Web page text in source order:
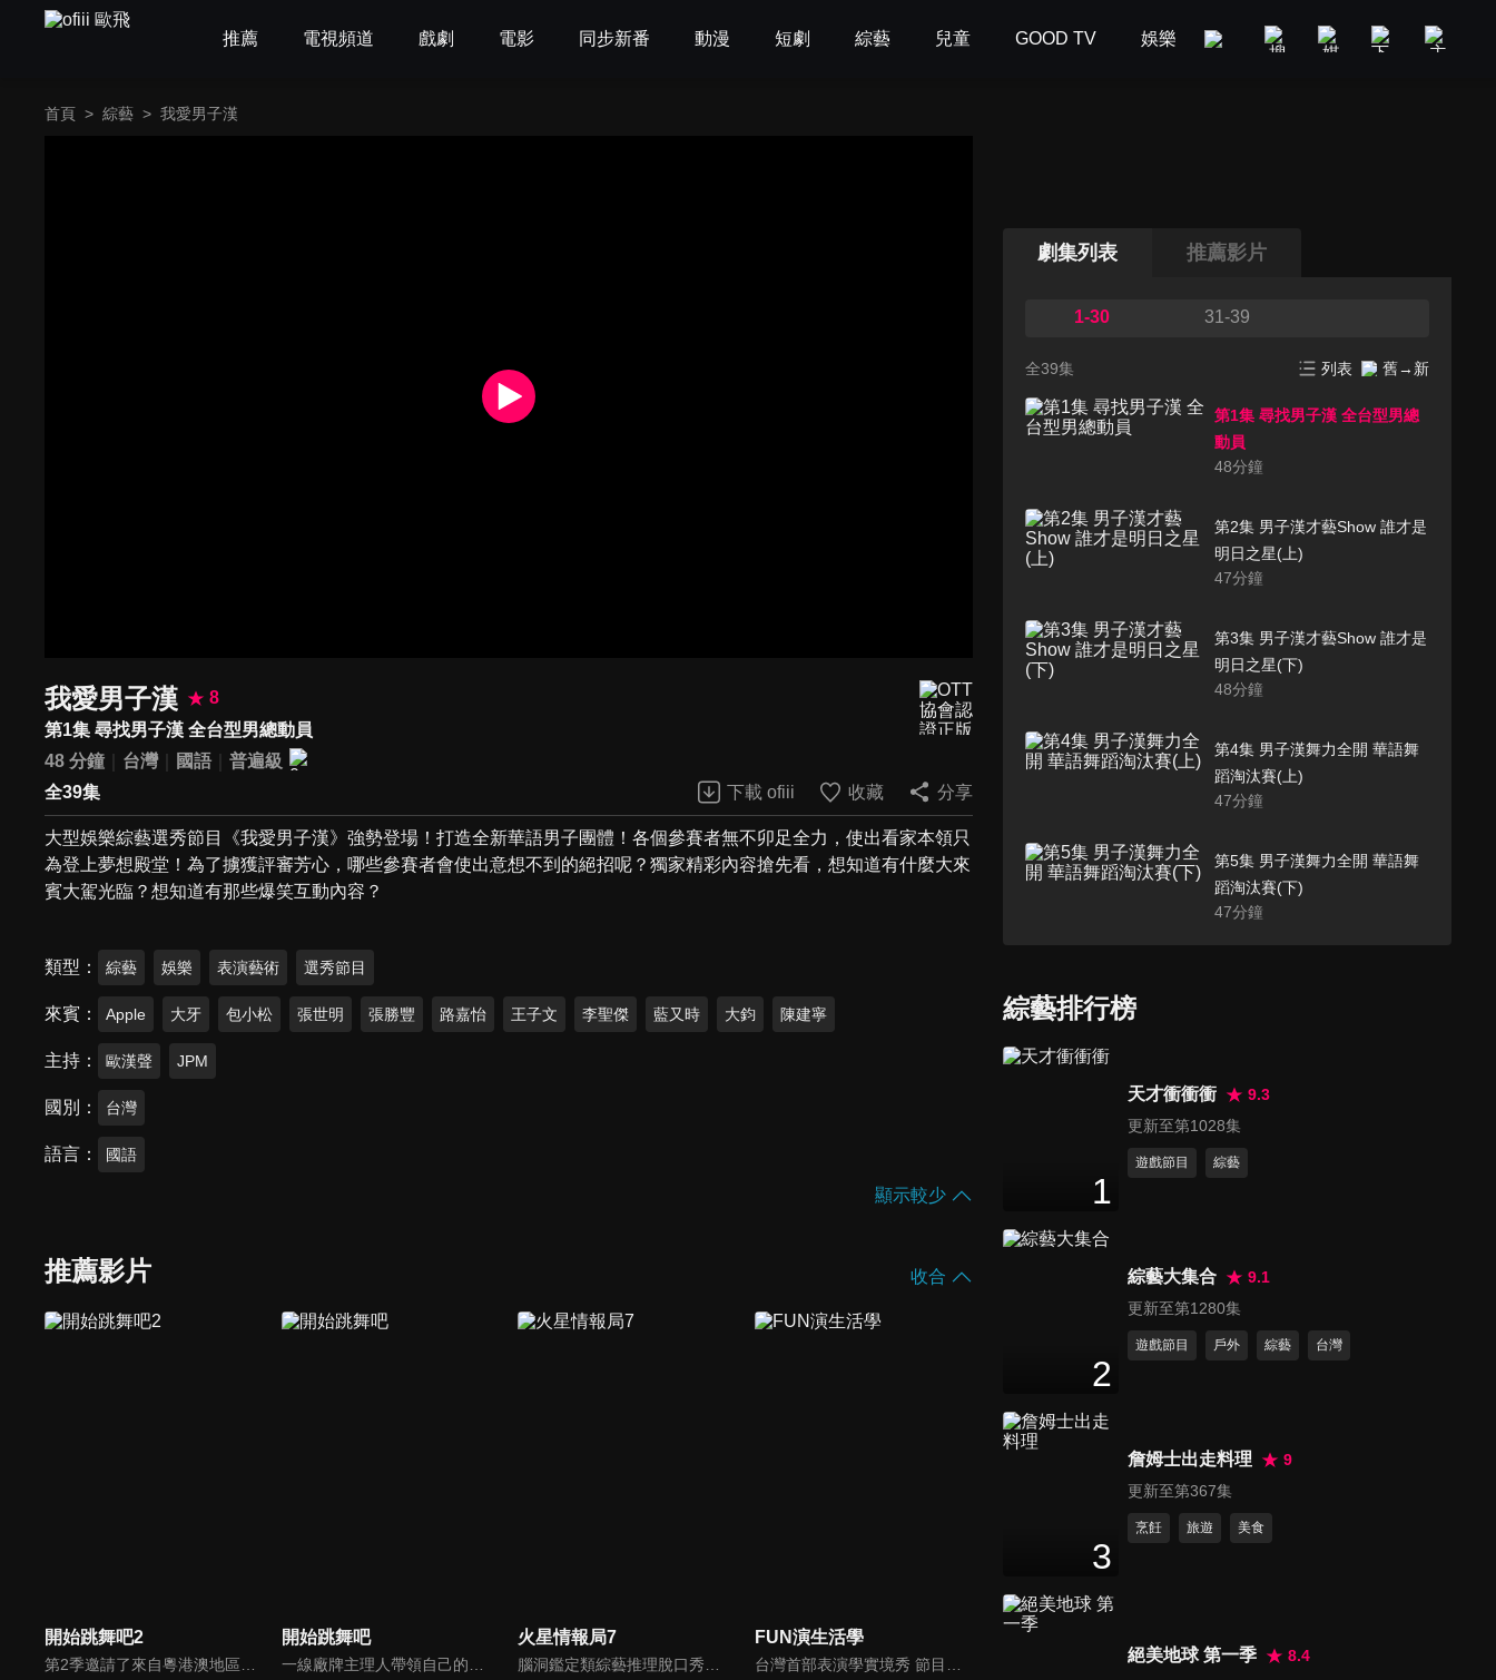
推薦 電視頻道 戲劇 電影 同步新番 動漫 短劇 綜藝 兒童 GOOD TV 娛樂 美食旅遊 新聞政論
首頁 > 綜藝 > 我愛男子漢
我愛男子漢
8
第1集 尋找男子漢 全台型男總動員
48 分鐘
台灣 國語
普遍級
全39集
下載 ofiii 收藏 分享
大型娛樂綜藝選秀節目《我愛男子漢》強勢登場！打造全新華語男子團體！各個參賽者無不卯足全力，使出看家本領只
為登上夢想殿堂！為了擄獲評審芳心，哪些參賽者會使出意想不到的絕招呢？獨家精彩內容搶先看，想知道有什麼大來
賓大駕光臨？想知道有那些爆笑互動內容？
類型 綜藝 娛樂 表演藝術 選秀節目
來賓 Apple 大牙 包小松 張世明 張勝豐 路嘉怡 王子文 李聖傑 藍又時 大鈞 陳建寧
主持 歐漢聲 JPM
國別 台灣
語言 國語
顯示較少
推薦影片 收合
開始跳舞吧2 開始跳舞吧 火星情報局7 FUN演生活學
劇集列表 推薦影片
1-30 31-39
全39集 列表 舊→新
第1集 尋找男子漢 全台型男總
動員
48分鐘
第2集 男子漢才藝Show 誰才是
明日之星(上)
47分鐘
第3集 男子漢才藝Show 誰才是
明日之星(下)
48分鐘
第4集 男子漢舞力全開 華語舞
蹈淘汰賽(上)
47分鐘
第5集 男子漢舞力全開 華語舞
蹈淘汰賽(下)
47分鐘
第7集 男子漢初試啼聲 華語團
48分鐘
第9集 那些年 我們都是大笨蛋
47 分鐘
48分鐘
第11集 男子漢韓流來襲 韓風舞
能大賞
綜藝排行榜
1
天才衝衝衝
9.3
更新至第1028集
遊戲節目 綜藝
2
綜藝大集合
9.1
更新至第1280集
遊戲節目 戶外 綜藝 台灣
3
詹姆士出走料理
9
更新至第367集
烹飪 旅遊 美食
絕美地球 第一季 8.4